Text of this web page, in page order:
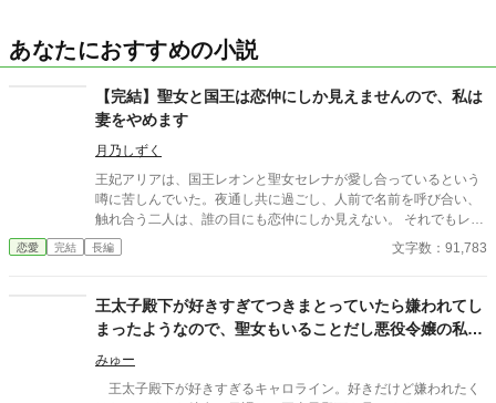
あなたにおすすめの小説
【完結】聖女と国王は恋仲にしか見えませんので、私は
妻をやめます
月乃しずく
王妃アリアは、国王レオンと聖女セレナが愛し合っているという
噂に苦しんでいた。夜通し共に過ごし、人前で名前を呼び合い、
触れ合う二人は、誰の目にも恋仲にしか見えない。 それでもレオ
ンは「国を守るために必要なことだ」と妻の痛みに気づかず、セ
レナも王妃の席へ座り、妻のように振る舞い続ける。ついに礼拝
に呆れましたわ」そして結婚指輪をレオンへ投げつけ、「私は、
あなたの妻をやめます」と宣言する。だが王妃が去った直後、妻
になったつもりで振る舞う聖女へ、王宮中の視線は冷たく変わっ
ていき。
恋愛 完結 長編 文字数：91,783
王太子殿下が好きすぎてつきまとっていたら嫌われてし
まったようなので、聖女もいることだし悪役令嬢の私は
退散することにしました。
みゅー
王太子殿下が好きすぎるキャロライン。好きだけど嫌われたく